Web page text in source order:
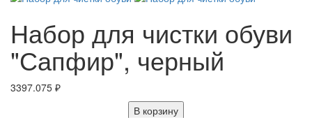
Набор для чистки обуви
"Сапфир", черный
3397.075 ₽
В корзину